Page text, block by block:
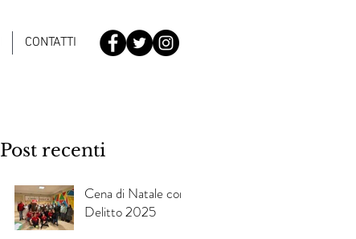
CONTATTI
Post recenti
Cena di Natale con
Delitto 2025